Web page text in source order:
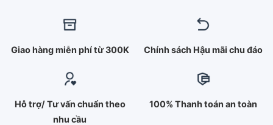
Giao hàng miễn phí từ 300K Chính sách Hậu mãi chu đáo
Hỗ trợ/ Tư vấn chuẩn theo
nhu cầu
100% Thanh toán an toàn